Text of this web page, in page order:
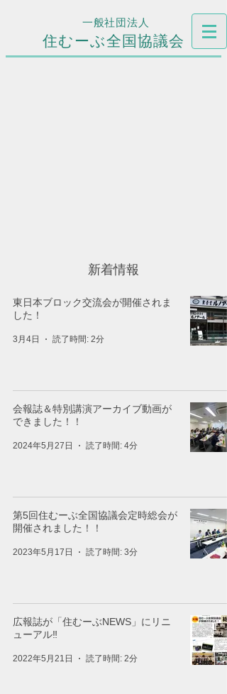
住むーぶ全国協議会
一般社団法人
東日本ブロック交流会が開催されま
した！
3月4日 読了時間: 2分
会報誌＆特別講演アーカイブ動画が
できました！！
2024年5月27日 読了時間: 4分
第5回住むーぶ全国協議会定時総会が
開催されました！！
2023年5月17日 読了時間: 3分
広報誌が「住むーぶNEWS」にリニ
ューアル‼
2022年5月21日 読了時間: 2分
新着情報